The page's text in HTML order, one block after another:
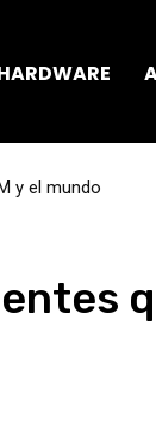
y el mundo